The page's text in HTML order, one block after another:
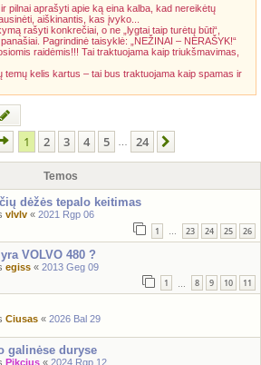
pilnai aprašyti apie ką eina kalba, kad nereikėtų
aiškinantis, kas įvyko...
rašyti konkrečiai, o ne „lygtai taip turėtų būti“,
Pagrindinė taisyklė: „NEŽINAI – NERAŠYK!“
raidėmis!!! Tai traktuojama kaip triukšmavimas,
temų kelis kartus – tai bus traktuojama kaip spamas ir
Puslapis 1iš 24
1 2 3 4 5 24
Temos
dėžės tepalo keitimas
vlvlv « 2021 Rgp 06
1 … 23 24 25 26
VOLVO 480 ?
egiss « 2013 Geg 09
1 8 9 10 11
Ciusas « 2026 Bal 29
galinėse duryse
Pikcius « 2024 Rgp 12